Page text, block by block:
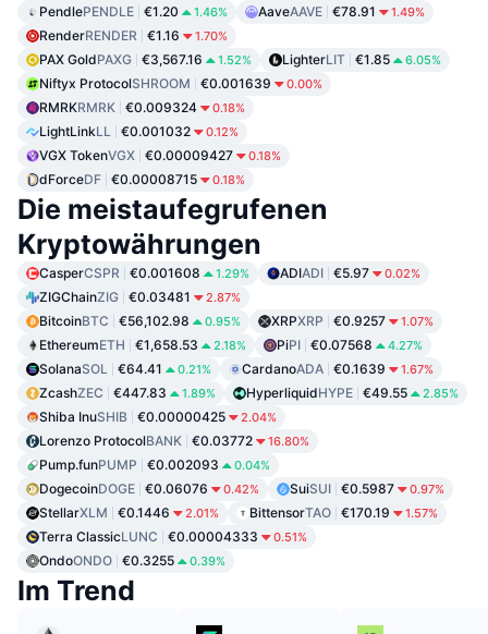
PendlePENDLE €1.20 1.46% AaveAAVE €78.91 1.49%
RenderRENDER €1.16 1.70%
PAX GoldPAXG €3,567.16 1.52% LighterLIT €1.85 6.05%
Niftyx ProtocolSHROOM €0.001639 0.00%
RMRKRMRK €0.009324 0.18%
LightLinkLL €0.001032 0.12%
VGX TokenVGX €0.00009427 0.18%
dForceDF €0.00008715 0.18%
Die meistaufegrufenen
Kryptowährungen
CasperCSPR €0.001608 1.29% ADIADI €5.97 0.02%
ZIGChainZIG €0.03481 2.87%
BitcoinBTC €56,102.98 0.95% XRPXRP €0.9257 1.07%
EthereumETH €1,658.53 2.18% PiPI €0.07568 4.27%
SolanaSOL €64.41 0.21% CardanoADA €0.1639 1.67%
ZcashZEC €447.83 1.89% HyperliquidHYPE €49.55 2.85%
Shiba InuSHIB €0.00000425 2.04%
Lorenzo ProtocolBANK €0.03772 16.80%
Pump.funPUMP €0.002093 0.04%
DogecoinDOGE €0.06076 0.42% SuiSUI €0.5987 0.97%
StellarXLM €0.1446 2.01% BittensorTAO €170.19 1.57%
Terra ClassicLUNC €0.00004333 0.51%
OndoONDO €0.3255 0.39%
Im Trend